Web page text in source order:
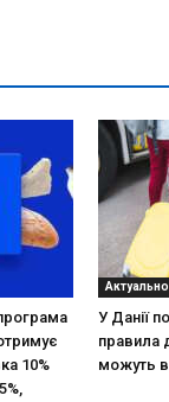
10%
Актуально
У Данії
правила
можуть